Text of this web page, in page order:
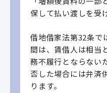
保して払い渡しを受
借地借家法第32条で
間は、賃借人は相当
務不履行とならない
否した場合には弁済
ります。